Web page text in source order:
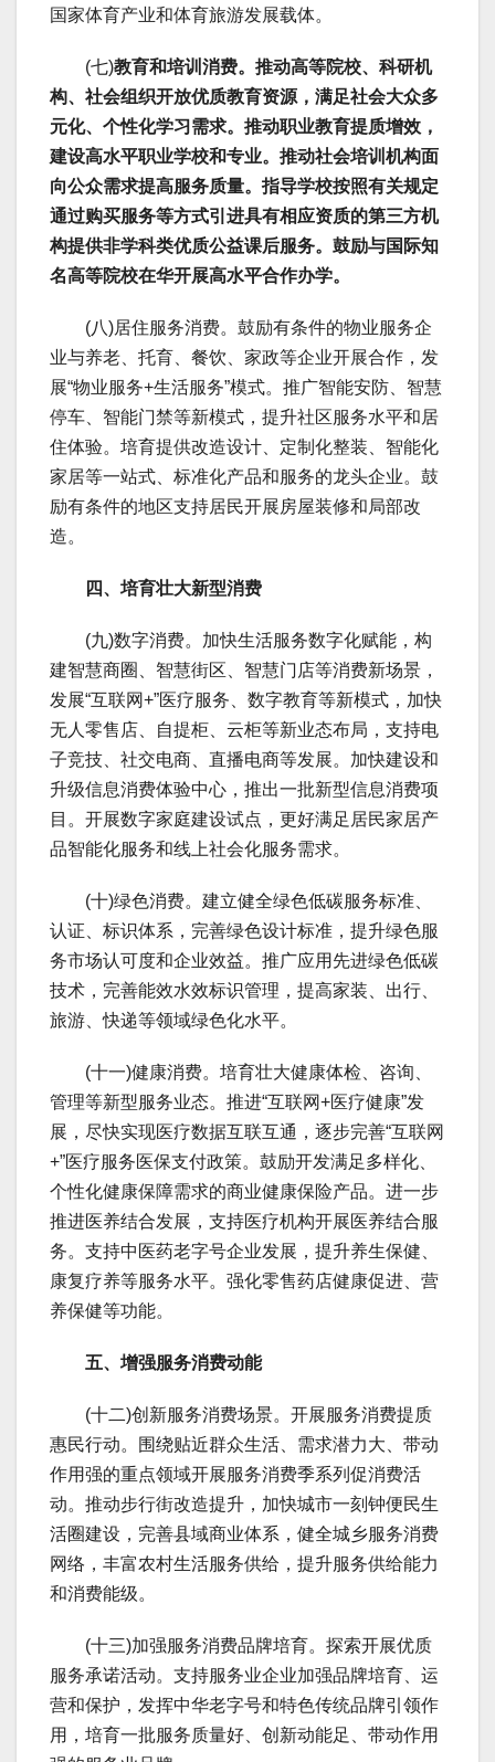
国家体育产业和体育旅游发展载体。
(七)教育和培训消费。推动高等院校、科研机
构、社会组织开放优质教育资源，满足社会大众多
元化、个性化学习需求。推动职业教育提质增效，
建设高水平职业学校和专业。推动社会培训机构面
向公众需求提高服务质量。指导学校按照有关规定
通过购买服务等方式引进具有相应资质的第三方机
构提供非学科类优质公益课后服务。鼓励与国际知
名高等院校在华开展高水平合作办学。
(八)居住服务消费。鼓励有条件的物业服务企
业与养老、托育、餐饮、家政等企业开展合作，发
展“物业服务+生活服务”模式。推广智能安防、智慧
停车、智能门禁等新模式，提升社区服务水平和居
住体验。培育提供改造设计、定制化整装、智能化
家居等一站式、标准化产品和服务的龙头企业。鼓
励有条件的地区支持居民开展房屋装修和局部改
造。
四、培育壮大新型消费
(九)数字消费。加快生活服务数字化赋能，构
建智慧商圈、智慧街区、智慧门店等消费新场景，
发展“互联网+”医疗服务、数字教育等新模式，加快
无人零售店、自提柜、云柜等新业态布局，支持电
子竞技、社交电商、直播电商等发展。加快建设和
升级信息消费体验中心，推出一批新型信息消费项
目。开展数字家庭建设试点，更好满足居民家居产
品智能化服务和线上社会化服务需求。
(十)绿色消费。建立健全绿色低碳服务标准、
认证、标识体系，完善绿色设计标准，提升绿色服
务市场认可度和企业效益。推广应用先进绿色低碳
技术，完善能效水效标识管理，提高家装、出行、
旅游、快递等领域绿色化水平。
(十一)健康消费。培育壮大健康体检、咨询、
管理等新型服务业态。推进“互联网+医疗健康”发
展，尽快实现医疗数据互联互通，逐步完善“互联网
+”医疗服务医保支付政策。鼓励开发满足多样化、
个性化健康保障需求的商业健康保险产品。进一步
推进医养结合发展，支持医疗机构开展医养结合服
务。支持中医药老字号企业发展，提升养生保健、
康复疗养等服务水平。强化零售药店健康促进、营
养保健等功能。
五、增强服务消费动能
(十二)创新服务消费场景。开展服务消费提质
惠民行动。围绕贴近群众生活、需求潜力大、带动
作用强的重点领域开展服务消费季系列促消费活
动。推动步行街改造提升，加快城市一刻钟便民生
活圈建设，完善县域商业体系，健全城乡服务消费
网络，丰富农村生活服务供给，提升服务供给能力
和消费能级。
(十三)加强服务消费品牌培育。探索开展优质
服务承诺活动。支持服务业企业加强品牌培育、运
营和保护，发挥中华老字号和特色传统品牌引领作
用，培育一批服务质量好、创新动能足、带动作用